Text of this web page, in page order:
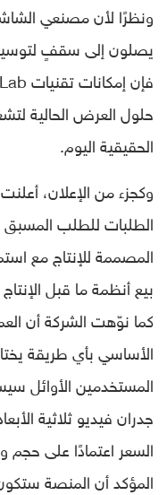
ونظرًا لأن مصنعي
يصلون إلى سقفٍ
حلول العرض الحالية
الحقيقية اليوم.
وكجزء من الإعلان،
المصممة للإنتاج مع
كما نوّهت الشركة أن
الأساسي بأي طريقة
المستخدمين الأوائل
جدران فيديو ثلاثية
السعر اعتمادًا على حجم
المؤكد أن المنصة